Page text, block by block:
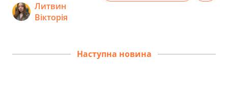
Литвин
Вікторія
Наступна новина